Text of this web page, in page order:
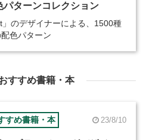
パターンコレクション
」のデザイナーによる、1500種
色パターン
すすめ書籍・本
すめ書籍・本 23/8/10